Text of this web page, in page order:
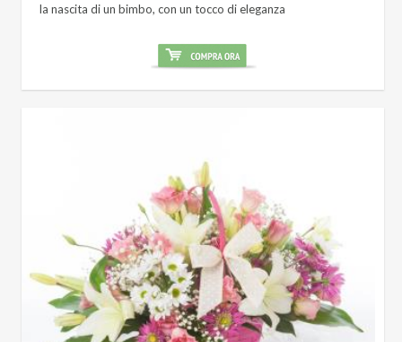
la nascita di un bimbo, con un tocco di eleganza